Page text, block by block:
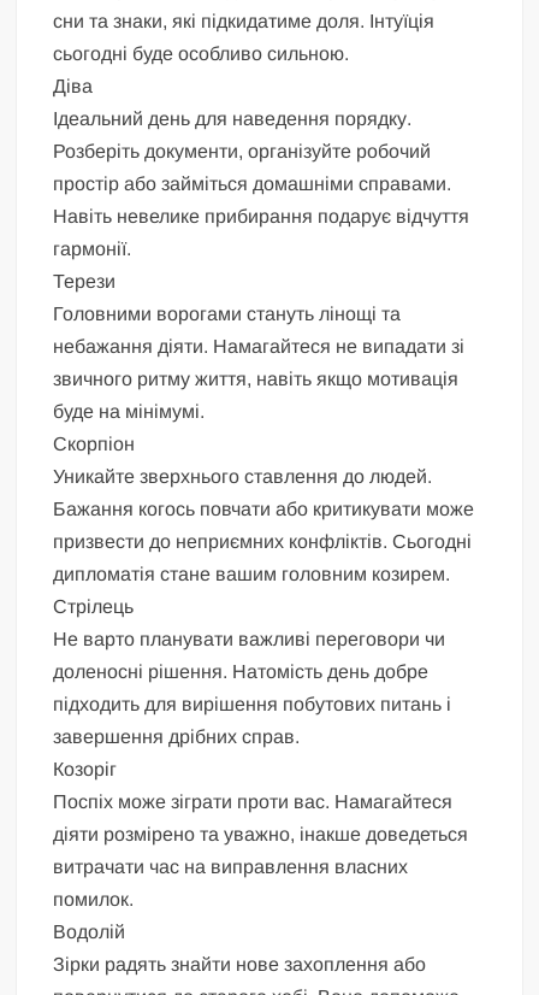
сни та знаки, які підкидатиме доля. Інтуїція
сьогодні буде особливо сильною.
Діва
Ідеальний день для наведення порядку.
Розберіть документи, організуйте робочий
простір або займіться домашніми справами.
Навіть невелике прибирання подарує відчуття
гармонії.
Терези
Головними ворогами стануть лінощі та
небажання діяти. Намагайтеся не випадати зі
звичного ритму життя, навіть якщо мотивація
буде на мінімумі.
Скорпіон
Уникайте зверхнього ставлення до людей.
Бажання когось повчати або критикувати може
призвести до неприємних конфліктів. Сьогодні
дипломатія стане вашим головним козирем.
Стрілець
Не варто планувати важливі переговори чи
доленосні рішення. Натомість день добре
підходить для вирішення побутових питань і
завершення дрібних справ.
Козоріг
Поспіх може зіграти проти вас. Намагайтеся
діяти розмірено та уважно, інакше доведеться
витрачати час на виправлення власних
помилок.
Водолій
Зірки радять знайти нове захоплення або